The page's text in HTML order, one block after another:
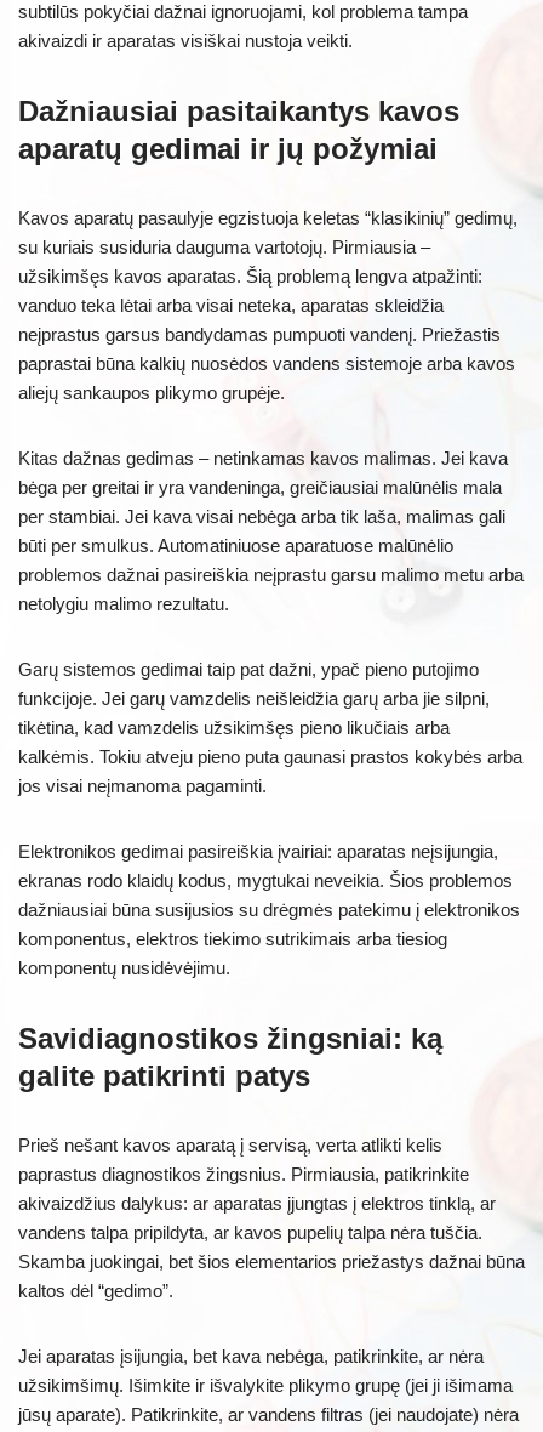
subtilūs pokyčiai dažnai ignoruojami, kol problema tampa
akivaizdi ir aparatas visiškai nustoja veikti.
Dažniausiai pasitaikantys kavos
aparatų gedimai ir jų požymiai
Kavos aparatų pasaulyje egzistuoja keletas “klasikinių” gedimų,
su kuriais susiduria dauguma vartotojų. Pirmiausia –
užsikimšęs kavos aparatas. Šią problemą lengva atpažinti:
vanduo teka lėtai arba visai neteka, aparatas skleidžia
neįprastus garsus bandydamas pumpuoti vandenį. Priežastis
paprastai būna kalkių nuosėdos vandens sistemoje arba kavos
aliejų sankaupos plikymo grupėje.
Kitas dažnas gedimas – netinkamas kavos malimas. Jei kava
bėga per greitai ir yra vandeninga, greičiausiai malūnėlis mala
per stambiai. Jei kava visai nebėga arba tik laša, malimas gali
būti per smulkus. Automatiniuose aparatuose malūnėlio
problemos dažnai pasireiškia neįprastu garsu malimo metu arba
netolygiu malimo rezultatu.
Garų sistemos gedimai taip pat dažni, ypač pieno putojimo
funkcijoje. Jei garų vamzdelis neišleidžia garų arba jie silpni,
tikėtina, kad vamzdelis užsikimšęs pieno likučiais arba
kalkėmis. Tokiu atveju pieno puta gaunasi prastos kokybės arba
jos visai neįmanoma pagaminti.
Elektronikos gedimai pasireiškia įvairiai: aparatas neįsijungia,
ekranas rodo klaidų kodus, mygtukai neveikia. Šios problemos
dažniausiai būna susijusios su drėgmės patekimu į elektronikos
komponentus, elektros tiekimo sutrikimais arba tiesiog
komponentų nusidėvėjimu.
Savidiagnostikos žingsniai: ką
galite patikrinti patys
Prieš nešant kavos aparatą į servisą, verta atlikti kelis
paprastus diagnostikos žingsnius. Pirmiausia, patikrinkite
akivaizdžius dalykus: ar aparatas įjungtas į elektros tinklą, ar
vandens talpa pripildyta, ar kavos pupelių talpa nėra tuščia.
Skamba juokingai, bet šios elementarios priežastys dažnai būna
kaltos dėl “gedimo”.
Jei aparatas įsijungia, bet kava nebėga, patikrinkite, ar nėra
užsikimšimų. Išimkite ir išvalykite plikymo grupę (jei ji išimama
jūsų aparate). Patikrinkite, ar vandens filtras (jei naudojate) nėra